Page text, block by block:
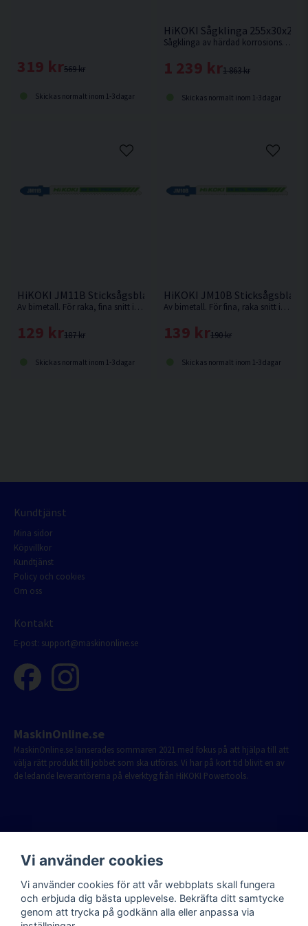
569 kr
319 kr
Skickas normalt inom 1-3 dagar
HiKOKI Sågklinga
Sågklinga av härdad korrosionsbeständigt stål för kapning utav aluminiumsmaterialer.
1 863 kr
1 239 kr
Skickas normalt inom 1-3 dagar
HiKOKI JM11B Sticksågsblad Metall 91,5x7,5mm (11-14TPI)
Av bimetall. För raka, fina snitt i t.ex. mjukt stål, aluminium, legeringar och plast
187 kr
129 kr
Skickas normalt inom 1-3 dagar
HiKOKI JM10B Sticksågsblad
Av bimetall. För fina, raka snitt i kryssfaner, mjukt stål, aluminium, legeringar och plast
190 kr
139 kr
Skickas normalt inom 1-3 dagar
Kundtjänst
Mina sidor
Köpvillkor
Kundtjänst
Policy och cookies
Om oss
Kontakt
E-post: support@maskinonline.se
MaskinOnline.se
MaskinOnline.se lanserades sommaren 2021 med fokus på att hjälpa till att
välja rätt produkt till jobbet som ska utföras. Vi har på kort tid blivit en av
de ledande leverantörerna på elverktyg från HiKOKI Powertools.
Vi använder cookies
Vi använder cookies för att vår webbplats skall fungera
och erbjuda dig bästa upplevelse. Bekräfta ditt samtycke
genom att trycka på godkänn alla eller anpassa via